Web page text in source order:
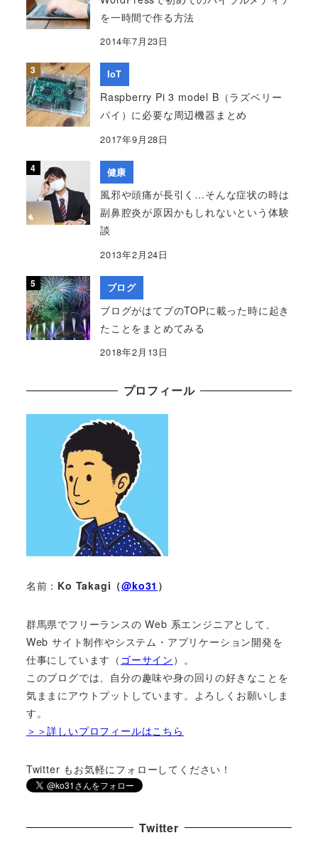
を一時間で作る方法
2014年7月23日
IoT
Raspberry Pi 3 model B（ラズベリー
パイ）に必要な周辺機器まとめ
2017年9月28日
健康
風邪や頭痛が長引く…そんな症状の時は
副鼻腔炎が原因かもしれないという体験
談
2013年2月24日
ブログ
ブログがはてブのTOPに載った時に起き
たことをまとめてみる
2018年2月13日
プロフィール
名前： Ko Takagi（@ko31 ）
群馬県でフリーランスの Web 系エンジニアとして、
Web サイト制作やシステム・アプリケーション開発を
仕事にしています（ ゴーサイン ）。
このブログでは、自分の趣味や身の回りの好きなことを
気ままにアウトプットしています。よろしくお願いしま
す。
＞＞詳しいプロフィールはこちら
Twitter もお気軽にフォローしてください！
Twitter